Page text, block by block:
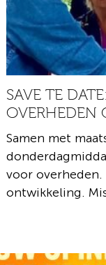
SAVE TE
OVERHEDEN
Samen met
voor
ontwikkeling.